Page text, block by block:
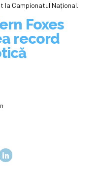
la Campionatul Național.
Foxes
record